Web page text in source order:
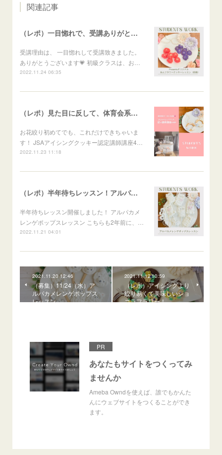
関連記事
（レポ）一目惚れで、受講ありがとうございます🙏
受講理由は、 一目惚れして受講致きました。
ありがとうございます💗 初級クラスは、お…
2022.11.24 06:35
（レポ）見た目に反して、体育会系な回（笑）
お花絞り初めてでも、これだけできちゃいま
す！ JSAアイシングクッキー認定講師講座4…
2022.11.23 11:18
（レポ）半年待ちレッスン！アルパカメレンゲポップス
半年待ちレッスン開催しました！ アルパカメ
レンゲポップスレッスン こちらも2年前に、…
2022.11.21 04:01
2021.11.20 12:46
（募集）11/24（水）ア
ルパカメレンゲポップス
レッスン
2021.11.12 10:59
（レポ）アイシングより
絞り易くて美味しいショ
コラフラワー！
PR
あなたもサイトをつくってみ
ませんか
Ameba Owndを使えば、誰でもかんた
んにウェブサイトをつくることができ
ます。